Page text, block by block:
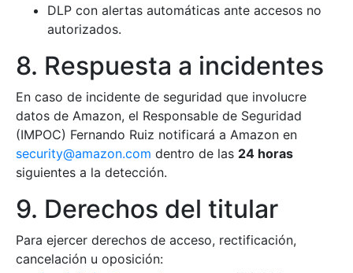
DLP con alertas automáticas ante accesos no
autorizados.
8. Respuesta a incidentes
En caso de incidente de seguridad que involucre
datos de Amazon, el Responsable de Seguridad
(IMPOC) Fernando Ruiz notificará a Amazon en
security@amazon.com dentro de las 24 horas
siguientes a la detección.
9. Derechos del titular
Para ejercer derechos de acceso, rectificación,
cancelación u oposición: